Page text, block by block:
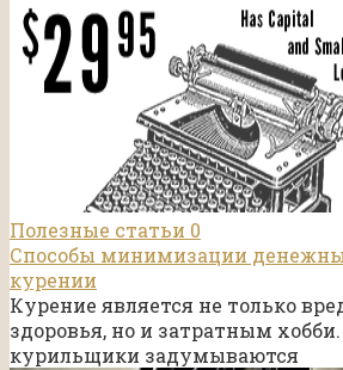
Полезные статьи 0
Способы минимизации
курении
Курение является не только
здоровья, но и затратным
курильщики задумываются